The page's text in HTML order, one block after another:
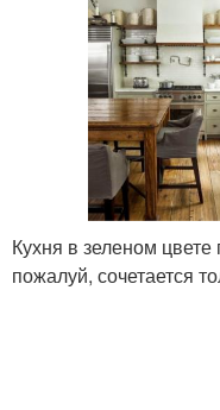
Кухня в зеленом цвете
пожалуй, сочетается